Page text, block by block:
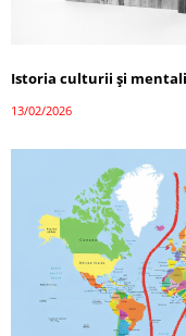
Istoria culturii și
13/02/2026